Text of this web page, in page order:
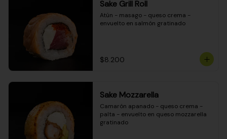
Sake Grill Roll
Atún - masago - queso crema -
envuelto en salmón gratinado
$8.200
Sake Mozzarella
Camarón apanado - queso crema -
palta - envuelto en queso mozzarella
gratinado